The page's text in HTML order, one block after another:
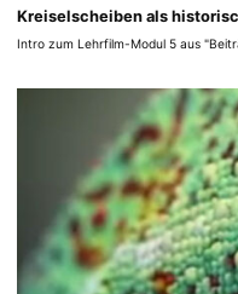
Kreiselscheiben als
Intro zum Lehrfilm-Modul 5 aus